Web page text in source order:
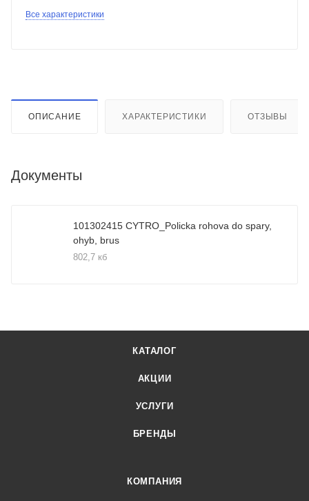
Все характеристики
ОПИСАНИЕ ХАРАКТЕРИСТИКИ ОТЗЫВЫ
Документы
101302415 CYTRO_Policka rohova do spary,
ohyb, brus
802,7 кб
КАТАЛОГ
АКЦИИ
УСЛУГИ
БРЕНДЫ
КОМПАНИЯ